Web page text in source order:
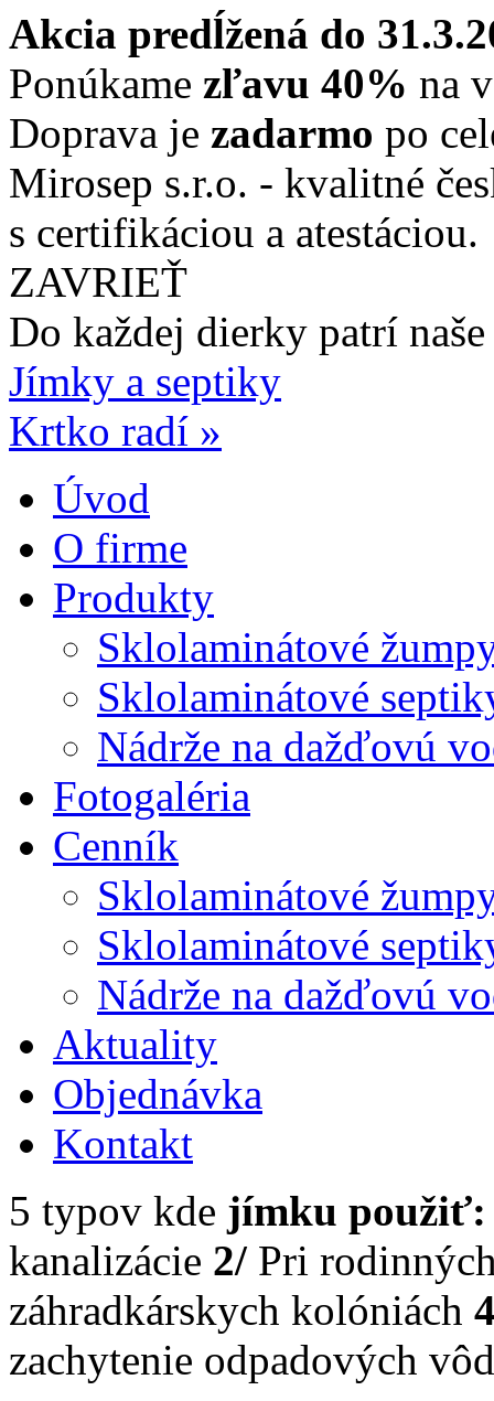
Akcia predĺžená do
Ponúkame zľavu 40% na
Doprava je zadarmo po
Mirosep s.r.o. - kvalitné
s certifikáciou a atestáciou.
ZAVRIEŤ
Do každej dierky patrí
Jímky a septiky
Krtko radí »
Úvod
O firme
Produkty
Sklolaminátové
Sklolaminátové
Nádrže na dažďovú
Fotogaléria
Cenník
Sklolaminátové
Sklolaminátové
Nádrže na dažďovú
Aktuality
Objednávka
Kontakt
5 typov kde jímku použiť:
kanalizácie 2/ Pri
záhradkárskych kolóniách
zachytenie odpadových vôd